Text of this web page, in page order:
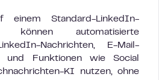
Standard-LinkedIn-
können automatisierte
Nachrichten, E-Mail-
und Funktionen wie Social
KI nutzen, ohne